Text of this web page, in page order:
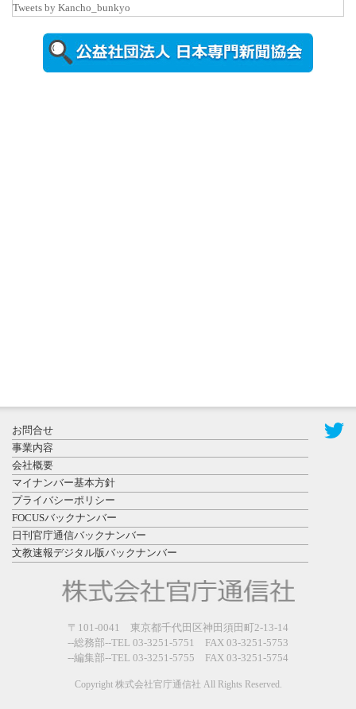
ォトスポッ
ト （8...
県警等と大
規模災害時
連携協定を
締結し...
2026年7月27
日更新
政経学部の
来春開設決
定を祝...
Tweets by Kancho_bunkyo
お問合せ
事業内容
会社概要
マイナンバー基本方針
プライバシーポリシー
FOCUSバックナンバー
日刊官庁通信バックナンバー
文教速報デジタル版バックナンバー
〒101-0041 東京都千代田区神田須田町2-13-14
--総務部--TEL 03-3251-5751 FAX 03-3251-5753
--編集部--TEL 03-3251-5755 FAX 03-3251-5754
Copyright 株式会社官庁通信社 All Rights Reserved.